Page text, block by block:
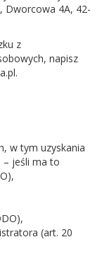
Dworcowa 4A, 42-
z
napisz
w tym uzyskania
– jeśli ma to
(art. 20